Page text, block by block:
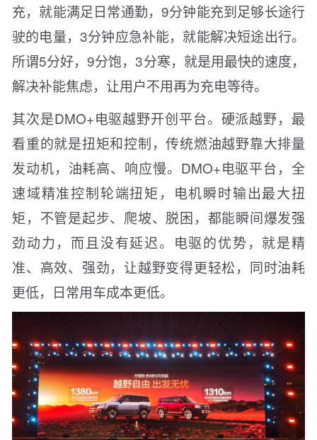
充，就能满足日常通勤，9分钟能充到足够长途行
驶的电量，3分钟应急补能，就能解决短途出行。
所谓5分好，9分饱，3分寒，就是用最快的速度，
解决补能焦虑，让用户不用再为充电等待。
其次是DMO+电驱越野开创平台。硬派越野，最
看重的就是扭矩和控制，传统燃油越野靠大排量
发动机，油耗高、响应慢。DMO+电驱平台，全
速域精准控制轮端扭矩，电机瞬时输出最大扭
矩，不管是起步、爬坡、脱困，都能瞬间爆发强
劲动力，而且没有延迟。电驱的优势，就是精
准、高效、强劲，让越野变得更轻松，同时油耗
更低，日常用车成本更低。